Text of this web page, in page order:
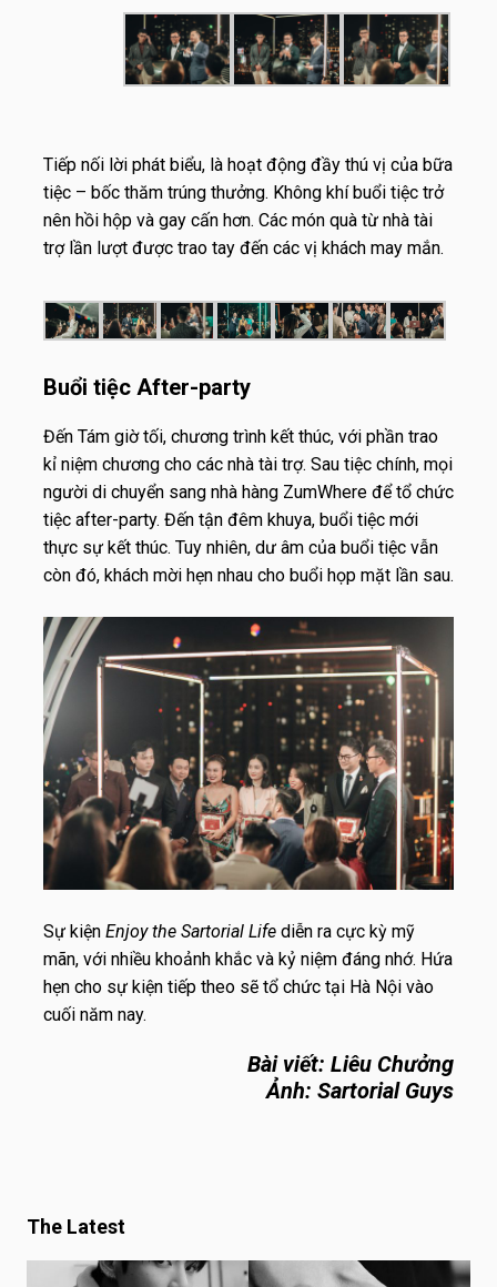
Tiếp nối lời phát biểu, là hoạt động đầy thú vị của bữa
tiệc – bốc thăm trúng thưởng. Không khí buổi tiệc trở
nên hồi hộp và gay cấn hơn. Các món quà từ nhà tài
trợ lần lượt được trao tay đến các vị khách may mắn.
Buổi tiệc After-party
Đến Tám giờ tối, chương trình kết thúc, với phần trao
kỉ niệm chương cho các nhà tài trợ. Sau tiệc chính, mọi
người di chuyển sang nhà hàng ZumWhere để tổ chức
tiệc after-party. Đến tận đêm khuya, buổi tiệc mới
thực sự kết thúc. Tuy nhiên, dư âm của buổi tiệc vẫn
còn đó, khách mời hẹn nhau cho buổi họp mặt lần sau.
Sự kiện Enjoy the Sartorial Life diễn ra cực kỳ mỹ
mãn, với nhiều khoảnh khắc và kỷ niệm đáng nhớ. Hứa
hẹn cho sự kiện tiếp theo sẽ tổ chức tại Hà Nội vào
cuối năm nay.
Bài viết: Liêu Chưởng
Ảnh: Sartorial Guys
The Latest